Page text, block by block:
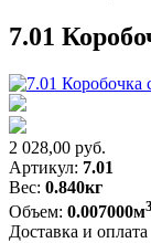
7.01
2 028,00 руб.
Артикул: 7.01
Вес: 0.840кг
Объем: 0.007000м3
Доставка и оплата